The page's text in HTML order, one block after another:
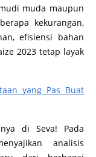
muda maupun
kekurangan,
efisiensi bahan
2023 tetap layak
yang Pas Buat
di Seva! Pada
analisis